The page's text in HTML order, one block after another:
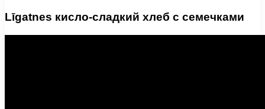
Līgatnes кисло-сладкий хлеб с семечками